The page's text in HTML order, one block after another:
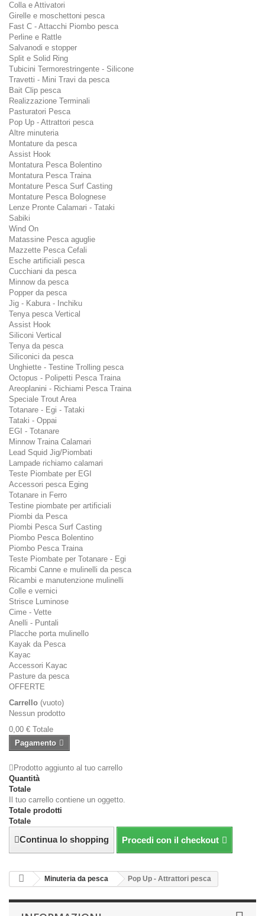
Colla e Attivatori
Girelle e moschettoni pesca
Fast C - Attacchi Piombo pesca
Perline e Rattle
Salvanodi e stopper
Split e Solid Ring
Tubicini Termorestringente - Silicone
Travetti - Mini Travi da pesca
Bait Clip pesca
Realizzazione Terminali
Pasturatori Pesca
Pop Up - Attrattori pesca
Altre minuteria
Montature da pesca
Assist Hook
Montatura Pesca Bolentino
Montatura Pesca Traina
Montature Pesca Surf Casting
Montature Pesca Bolognese
Lenze Pronte Calamari - Tataki
Sabiki
Wind On
Matassine Pesca aguglie
Mazzette Pesca Cefali
Esche artificiali pesca
Cucchiani da pesca
Minnow da pesca
Popper da pesca
Jig - Kabura - Inchiku
Tenya pesca Vertical
Assist Hook
Siliconi Vertical
Tenya da pesca
Siliconici da pesca
Unghiette - Testine Trolling pesca
Octopus - Polipetti Pesca Traina
Areoplanini - Richiami Pesca Traina
Speciale Trout Area
Totanare - Egi - Tataki
Tataki - Oppai
EGI - Totanare
Minnow Traina Calamari
Lead Squid Jig/Piombati
Lampade richiamo calamari
Teste Piombate per EGI
Accessori pesca Eging
Totanare in Ferro
Testine piombate per artificiali
Piombi da Pesca
Piombi Pesca Surf Casting
Piombo Pesca Bolentino
Piombo Pesca Traina
Teste Piombate per Totanare - Egi
Ricambi Canne e mulinelli da pesca
Ricambi e manutenzione mulinelli
Colle e vernici
Strisce Luminose
Cime - Vette
Anelli - Puntali
Placche porta mulinello
Kayak da Pesca
Kayac
Accessori Kayac
Pasture da pesca
OFFERTE
Carrello (vuoto)
Nessun prodotto
0,00 € Totale
Pagamento
Prodotto aggiunto al tuo carrello
Quantità
Totale
Il tuo carrello contiene un oggetto.
Totale prodotti
Totale
Continua lo shopping Procedi con il checkout
Minuteria da pesca Pop Up - Attrattori pesca